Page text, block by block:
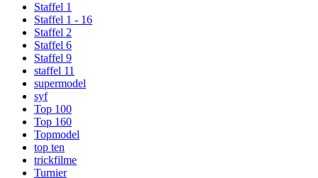
Staffel 1
Staffel 1 - 16
Staffel 2
Staffel 6
Staffel 9
staffel 11
supermodel
syf
Top 100
Top 160
Topmodel
top ten
trickfilme
Turnier